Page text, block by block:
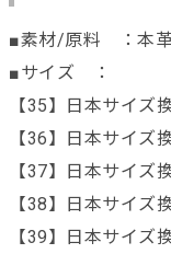
■素材/原料 ：本革
■サイズ ：
【35】日本サイズ
【36】日本サイズ
【37】日本サイズ
【38】日本サイズ
【39】日本サイズ